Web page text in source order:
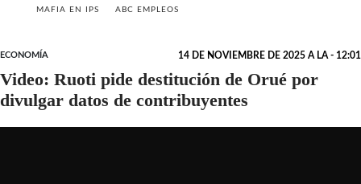
MAFIA EN IPS ABC EMPLEOS
ECONOMÍA 14 DE NOVIEMBRE DE 2025 A LA - 12:01
Video: Ruoti pide destitución de Orué por
divulgar datos de contribuyentes